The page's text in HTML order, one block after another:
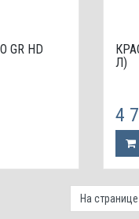
GR HD
Л)
4
На странице